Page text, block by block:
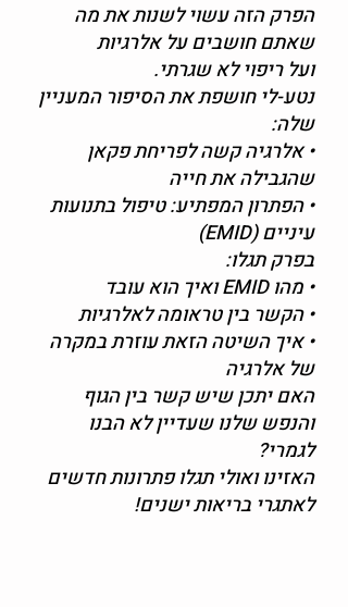
הפרק הזה עשוי לשנות את מה
שאתם חושבים על אלרגיות
ועל ריפוי לא שגרתי.
נטע-לי חושפת את הסיפור המעניין
שלה:
• אלרגיה קשה לפריחת פקאן
שהגבילה את חייה
• הפתרון המפתיע: טיפול בתנועות
עיניים (EMID)
בפרק תגלו:
• מהו EMID ואיך הוא עובד
• הקשר בין טראומה לאלרגיות
• איך השיטה הזאת עוזרת במקרה
של אלרגיה
האם יתכן שיש קשר בין הגוף
והנפש שלנו שעדיין לא הבנו
לגמרי?
האזינו ואולי תגלו פתרונות חדשים
לאתגרי בריאות ישנים!